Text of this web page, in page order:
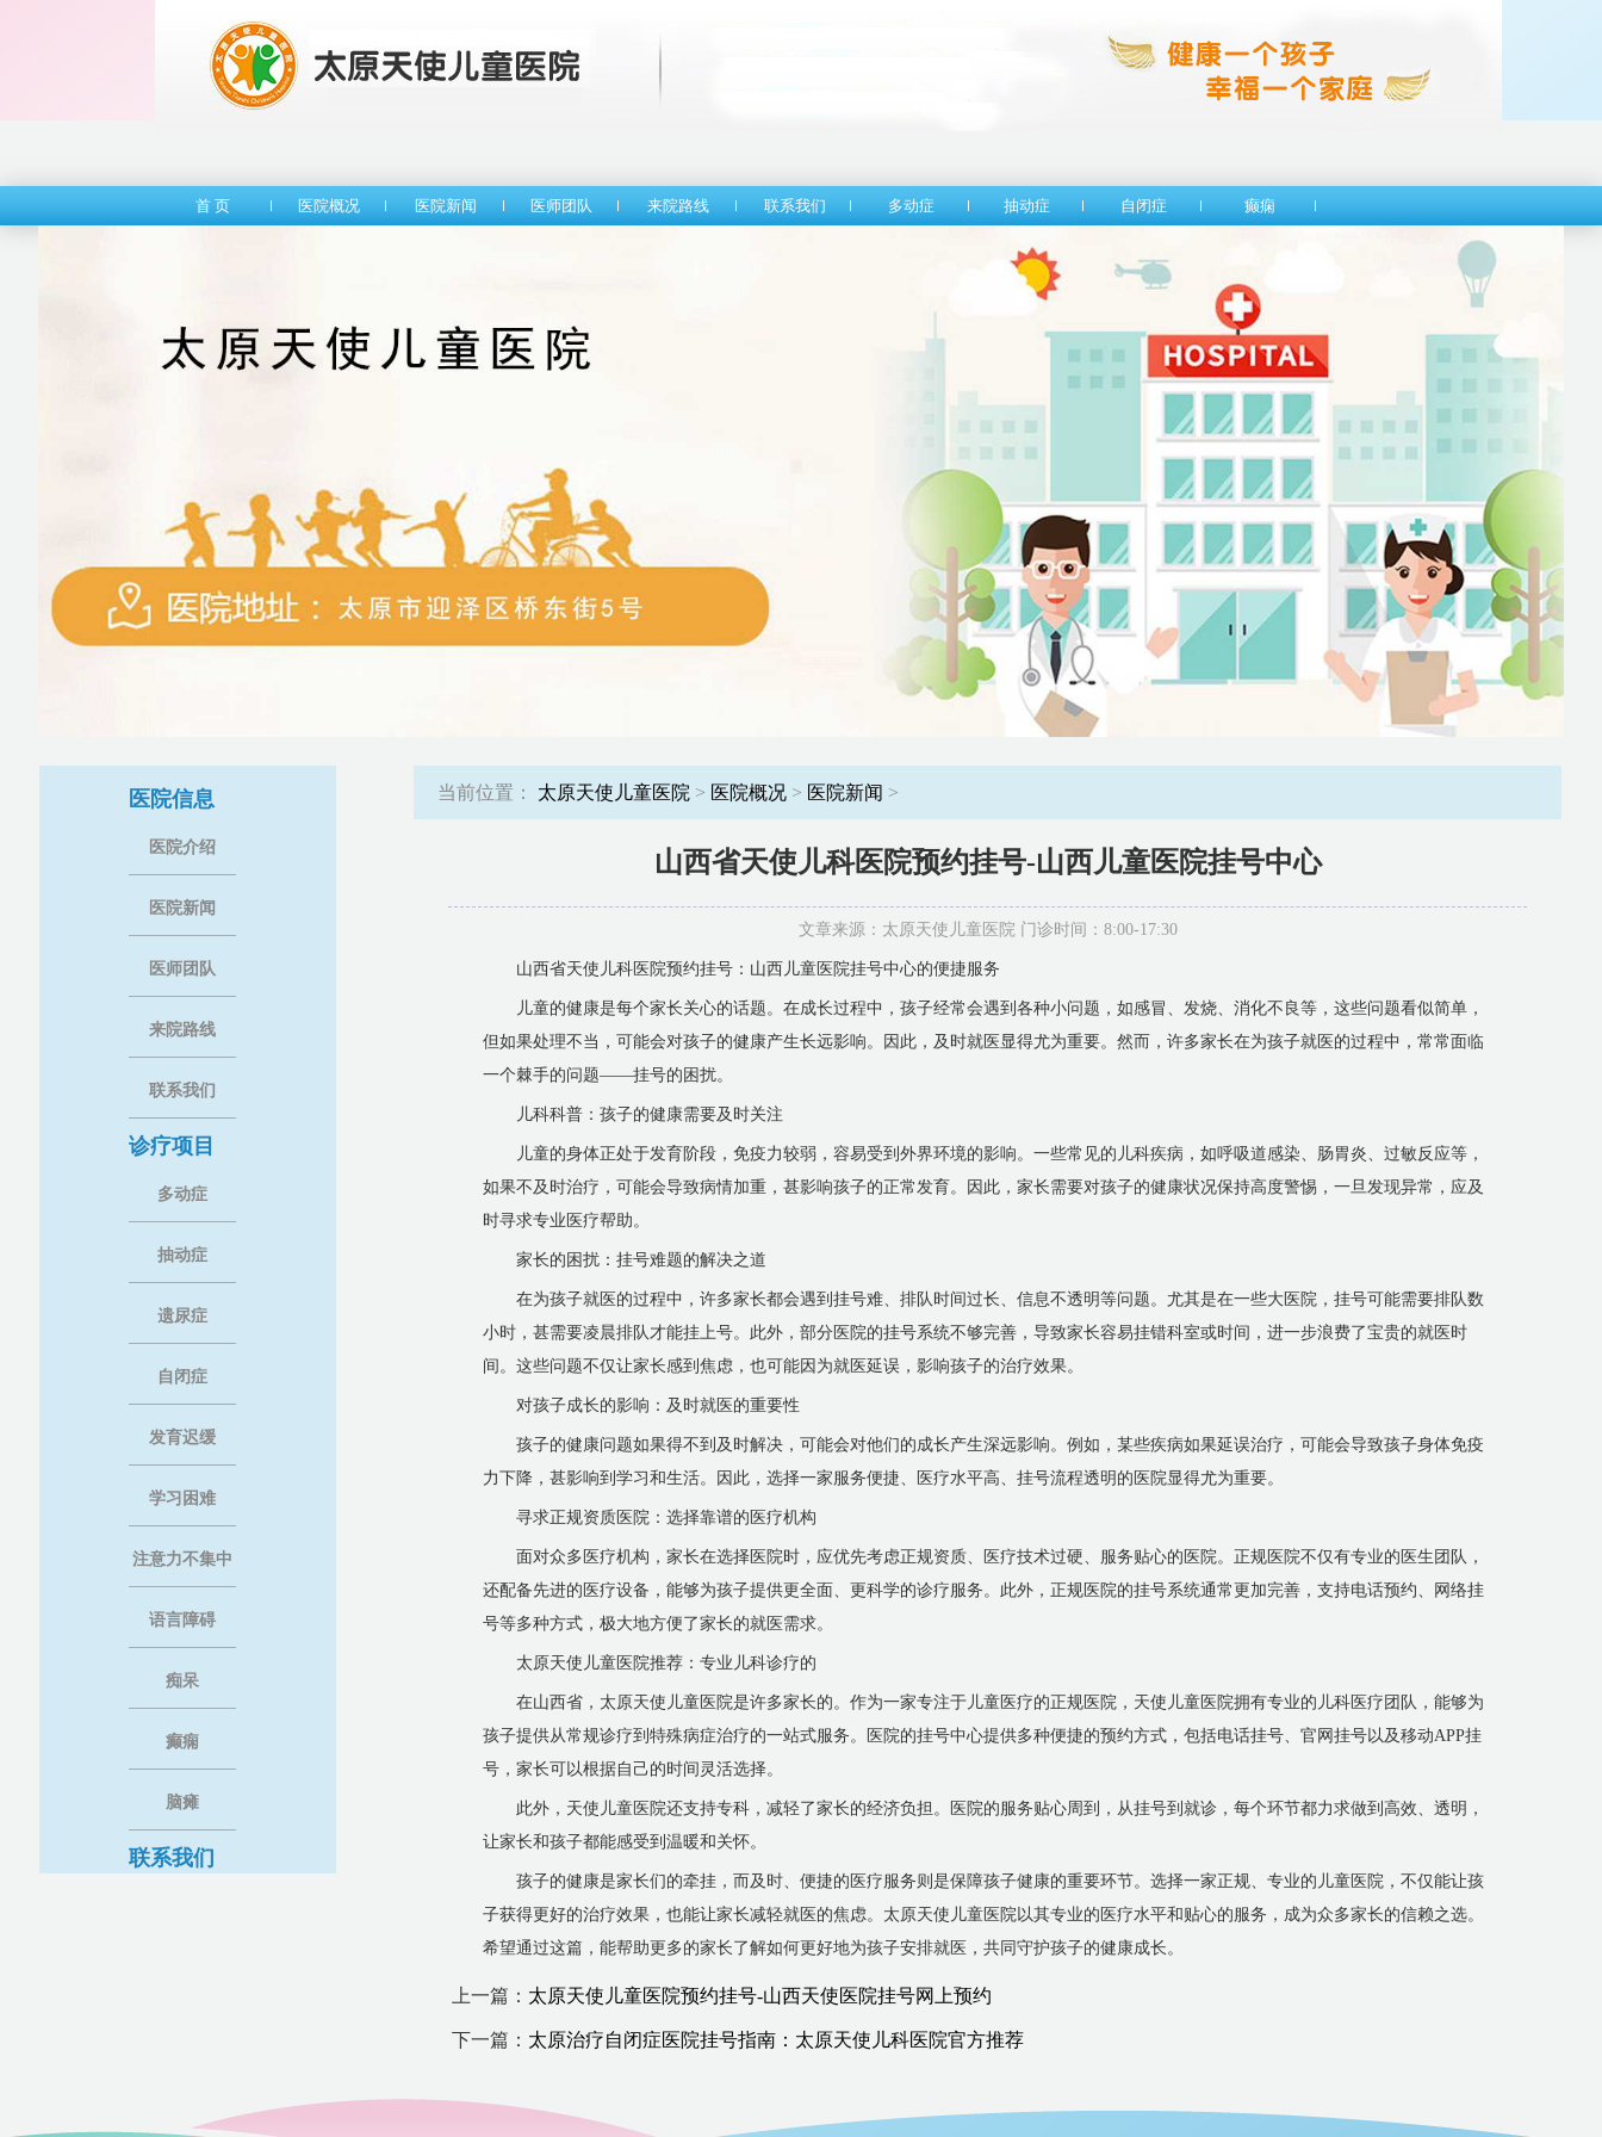
首 页 医院概况 医院新闻 医师团队 来院路线 联系我们 多动症 抽动症 自闭症 癫痫
医院信息
医院介绍
医院新闻
医师团队
来院路线
联系我们
诊疗项目
多动症
抽动症
遗尿症
自闭症
发育迟缓
学习困难
注意力不集中
语言障碍
痴呆
癫痫
脑瘫
联系我们
当前位置： 太原天使儿童医院 > 医院概况 > 医院新闻 >
山西省天使儿科医院预约挂号-山西儿童医院挂号中心
文章来源：太原天使儿童医院 门诊时间：8:00-17:30
山西省天使儿科医院预约挂号：山西儿童医院挂号中心的便捷服务
儿童的健康是每个家长关心的话题。在成长过程中，孩子经常会遇到各种小问题，如感冒、发烧、消化不良等，这些问题看似简单，
但如果处理不当，可能会对孩子的健康产生长远影响。因此，及时就医显得尤为重要。然而，许多家长在为孩子就医的过程中，常常面临
一个棘手的问题——挂号的困扰。
儿科科普：孩子的健康需要及时关注
儿童的身体正处于发育阶段，免疫力较弱，容易受到外界环境的影响。一些常见的儿科疾病，如呼吸道感染、肠胃炎、过敏反应等，
如果不及时治疗，可能会导致病情加重，甚影响孩子的正常发育。因此，家长需要对孩子的健康状况保持高度警惕，一旦发现异常，应及
时寻求专业医疗帮助。
家长的困扰：挂号难题的解决之道
在为孩子就医的过程中，许多家长都会遇到挂号难、排队时间过长、信息不透明等问题。尤其是在一些大医院，挂号可能需要排队数
小时，甚需要凌晨排队才能挂上号。此外，部分医院的挂号系统不够完善，导致家长容易挂错科室或时间，进一步浪费了宝贵的就医时
间。这些问题不仅让家长感到焦虑，也可能因为就医延误，影响孩子的治疗效果。
对孩子成长的影响：及时就医的重要性
孩子的健康问题如果得不到及时解决，可能会对他们的成长产生深远影响。例如，某些疾病如果延误治疗，可能会导致孩子身体免疫
力下降，甚影响到学习和生活。因此，选择一家服务便捷、医疗水平高、挂号流程透明的医院显得尤为重要。
寻求正规资质医院：选择靠谱的医疗机构
面对众多医疗机构，家长在选择医院时，应优先考虑正规资质、医疗技术过硬、服务贴心的医院。正规医院不仅有专业的医生团队，
还配备先进的医疗设备，能够为孩子提供更全面、更科学的诊疗服务。此外，正规医院的挂号系统通常更加完善，支持电话预约、网络挂
号等多种方式，极大地方便了家长的就医需求。
太原天使儿童医院推荐：专业儿科诊疗的
在山西省，太原天使儿童医院是许多家长的。作为一家专注于儿童医疗的正规医院，天使儿童医院拥有专业的儿科医疗团队，能够为
孩子提供从常规诊疗到特殊病症治疗的一站式服务。医院的挂号中心提供多种便捷的预约方式，包括电话挂号、官网挂号以及移动APP挂
号，家长可以根据自己的时间灵活选择。
此外，天使儿童医院还支持专科，减轻了家长的经济负担。医院的服务贴心周到，从挂号到就诊，每个环节都力求做到高效、透明，
让家长和孩子都能感受到温暖和关怀。
孩子的健康是家长们的牵挂，而及时、便捷的医疗服务则是保障孩子健康的重要环节。选择一家正规、专业的儿童医院，不仅能让孩
子获得更好的治疗效果，也能让家长减轻就医的焦虑。太原天使儿童医院以其专业的医疗水平和贴心的服务，成为众多家长的信赖之选。
希望通过这篇，能帮助更多的家长了解如何更好地为孩子安排就医，共同守护孩子的健康成长。
上一篇： 太原天使儿童医院预约挂号-山西天使医院挂号网上预约
下一篇： 太原治疗自闭症医院挂号指南：太原天使儿科医院官方推荐